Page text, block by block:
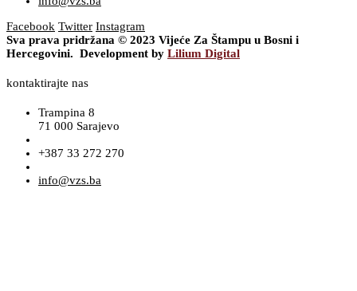
Facebook Twitter Instagram
Sva prava pridržana © 2023 Vijeće Za Štampu u Bosni i
Hercegovini. Development by Lilium Digital
kontaktirajte nas
Trampina 8
71 000 Sarajevo
+387 33 272 270
info@vzs.ba